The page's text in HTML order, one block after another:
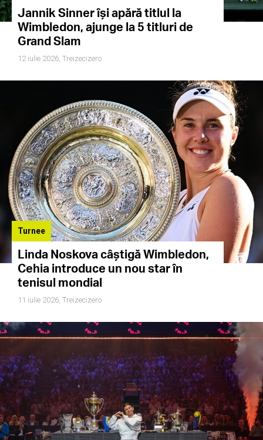
Jannik Sinner își apără titlul la
Wimbledon, ajunge la 5 titluri de
Grand Slam
12 iulie 2026, Treizecizero
Turnee
Linda Noskova câștigă Wimbledon,
Cehia introduce un nou star în
tenisul mondial
11 iulie 2026, Treizecizero